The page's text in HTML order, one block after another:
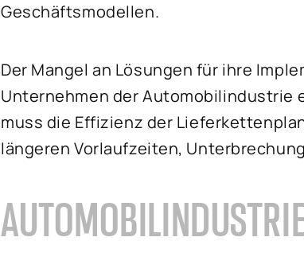
Geschäftsmodellen.
Der Mangel an Lösungen für ihre
Unternehmen der Automobilindustrie
muss die Effizienz der
längeren Vorlaufzeiten,